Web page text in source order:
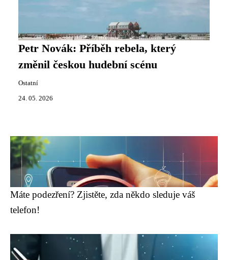
Petr Novák: Příběh rebela, který
změnil českou hudební scénu
Ostatní
24. 05. 2026
Máte podezření? Zjistěte, zda někdo sleduje váš
telefon!